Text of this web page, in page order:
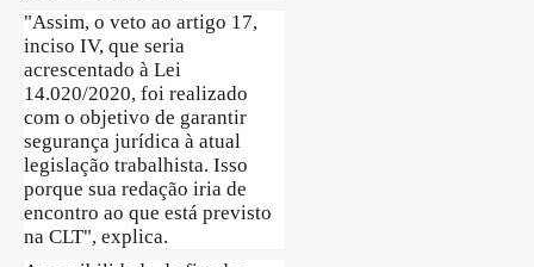
"Assim, o veto ao artigo 17,
inciso IV, que seria
acrescentado à Lei
14.020/2020, foi realizado
com o objetivo de garantir
segurança jurídica à atual
legislação trabalhista. Isso
porque sua redação iria de
encontro ao que está previsto
na CLT", explica.